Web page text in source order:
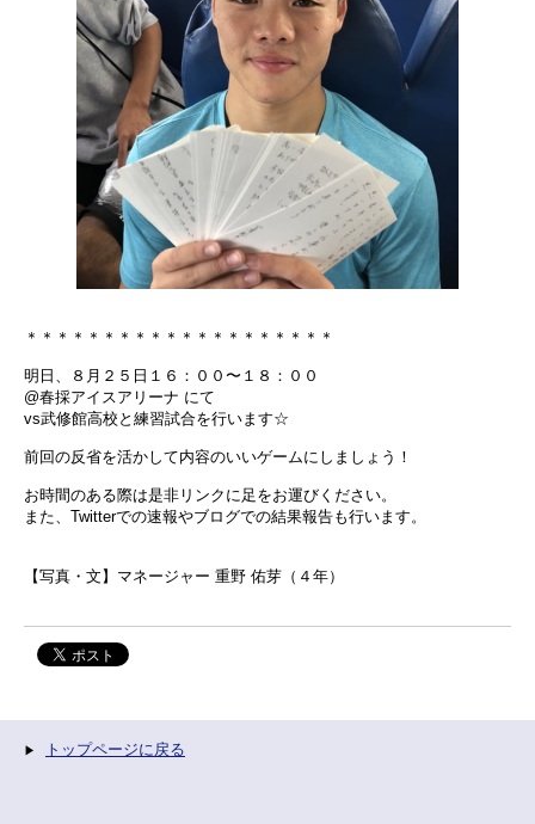
＊＊＊＊＊＊＊＊＊＊＊＊＊＊＊＊＊＊＊＊
明日、８月２５日１６：００〜１８：００
@春採アイスアリーナ にて
vs武修館高校と練習試合を行います☆
前回の反省を活かして内容のいいゲームにしましょう！
お時間のある際は是非リンクに足をお運びください。
また、Twitterでの速報やブログでの結果報告も行います。
【写真・文】マネージャー 重野 佑芽（４年）
トップページに戻る